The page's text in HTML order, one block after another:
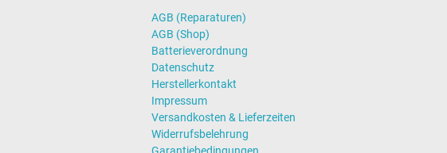
AGB (Reparaturen)
AGB (Shop)
Batterieverordnung
Datenschutz
Herstellerkontakt
Impressum
Versandkosten & Lieferzeiten
Widerrufsbelehrung